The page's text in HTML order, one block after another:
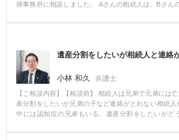
律事務所に相談しました。 Aさんの相続人は、Bさん
円があります。 Aさんは、Bさんの結婚当時、自宅の
ほどを援助していました。Cさんは特に大学に行かず
た呉服家業を引き継ぎました。 Aさんは遺言書を残
こで、Bさんは、遺産のことを兄弟で話し合ったとこ
長男で呉服家業を行ってきたのだから俺が相続する
ら多額のお金を受取って甘やかされていただろう。そ
の一点張りでした。Bさんは、兄のCさんとの遺産分割
うすればよいかわからないということでベリーベス
ました。 【ベリーベストの対応とその結果】 遺産分
が聞くと、Bさんは、「確かに、兄には家業を継いで
遺産分割をしたいが相続人と連絡
小林 和久 弁護士
【ご相談内容】【相談前】 相続人は兄弟で兄弟には
産分割をしたいが兄弟の子など連絡がとれない相続
中には認知症の兄弟もいる。遺産分割をしたいがど
人がいたため、このままだと遺産分割ができないた